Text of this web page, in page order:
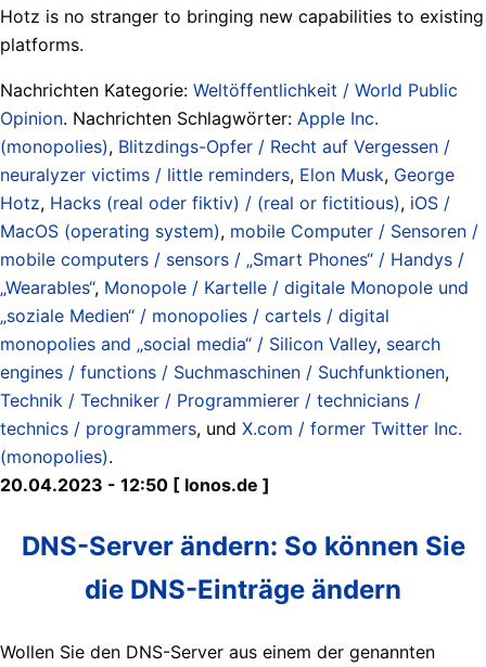
Hotz is no stranger to bringing new capabilities to existing
platforms.
Nachrichten Kategorie: Weltöffentlichkeit / World Public
Opinion. Nachrichten Schlagwörter: Apple Inc.
(monopolies), Blitzdings-Opfer / Recht auf Vergessen /
neuralyzer victims / little reminders, Elon Musk, George
Hotz, Hacks (real oder fiktiv) / (real or fictitious), iOS /
MacOS (operating system), mobile Computer / Sensoren /
mobile computers / sensors / „Smart Phones“ / Handys /
„Wearables“, Monopole / Kartelle / digitale Monopole und
„soziale Medien“ / monopolies / cartels / digital
monopolies and „social media“ / Silicon Valley, search
engines / functions / Suchmaschinen / Suchfunktionen,
Technik / Techniker / Programmierer / technicians /
technics / programmers, und X.com / former Twitter Inc.
(monopolies).
20.04.2023 - 12:50 [ Ionos.de ]
DNS-Server ändern: So können Sie
die DNS-Einträge ändern
Wollen Sie den DNS-Server aus einem der genannten